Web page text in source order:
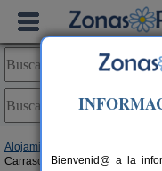
Alojamientos
Carrascal
Bienvenid@ a la